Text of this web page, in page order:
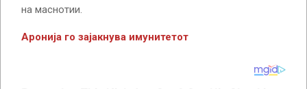
на маснотии.
Аронија го зајакнува имунитетот